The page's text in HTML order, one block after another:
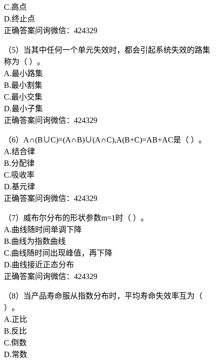
C.高点
D.终止点
正确答案问询微信：424329
（5）当其中任何一个单元失效时，都会引起系统失效的路集
称为（ ）。
A.最小路集
B.最小割集
C.最小交集
D.最小子集
正确答案问询微信：424329
（6）A∩(B∪C)=(A∩B)∪(A∩C),A(B+C)=AB+AC是（ ）。
A.结合律
B.分配律
C.吸收率
D.基元律
正确答案问询微信：424329
（7）威布尔分布的形状参数m=1时（ ）。
A.曲线随时间单调下降
B.曲线为指数曲线
C.曲线随时间出现峰值，再下降
D.曲线接近正态分布
正确答案问询微信：424329
（8）当产品寿命服从指数分布时，平均寿命失效率互为（
）。
A.正比
B.反比
C.倒数
D.常数